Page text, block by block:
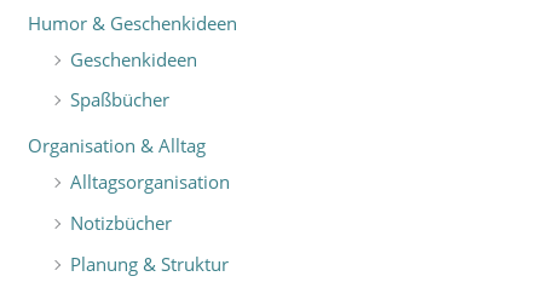
Humor & Geschenkideen
Geschenkideen
Spaßbücher
Organisation & Alltag
Alltagsorganisation
Notizbücher
Planung & Struktur